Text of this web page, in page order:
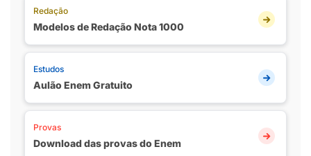
Redação
Modelos de Redação Nota 1000
Estudos
Aulão Enem Gratuito
Provas
Download das provas do Enem